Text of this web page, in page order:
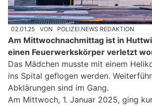
02.01.25 VON POLIZEI.NEWS REDAKTION
Am Mittwochnachmittag ist in
einen Feuerwerkskörper verletzt
Das Mädchen musste mit einem
ins Spital geflogen werden.
Abklärungen sind im Gang.
Am Mittwoch, 1. Januar 2025, ging